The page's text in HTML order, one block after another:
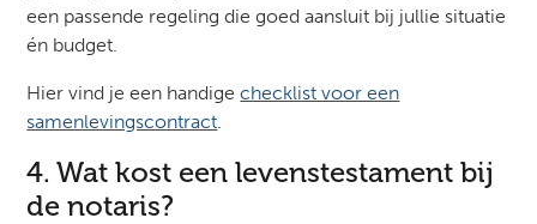
een passende regeling die goed aansluit bij jullie situatie
én budget.
Hier vind je een handigechecklist voor een
samenlevingscontract
4. Wat kost een levenstestament bij
de notaris?